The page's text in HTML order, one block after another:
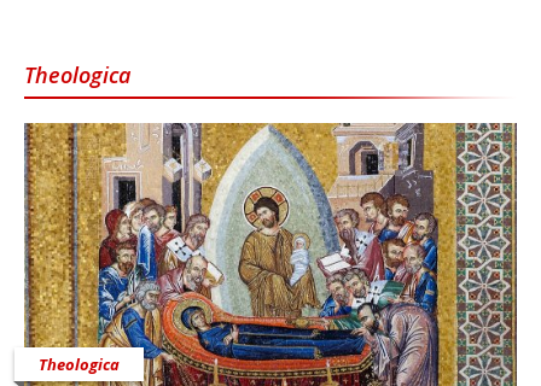
Theologica
Theologica